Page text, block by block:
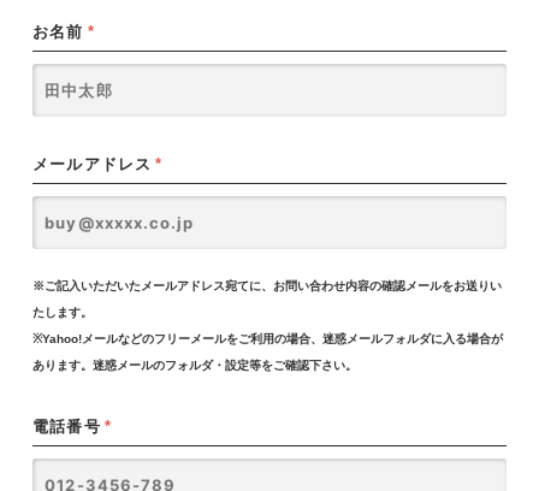
お名前 *
メールアドレス *
※ご記入いただいたメールアドレス宛てに、お問い合わせ内容の確認メールをお送りい
たします。
※Yahoo!メールなどのフリーメールをご利用の場合、迷惑メールフォルダに入る場合が
あります。迷惑メールのフォルダ・設定等をご確認下さい。
電話番号 *